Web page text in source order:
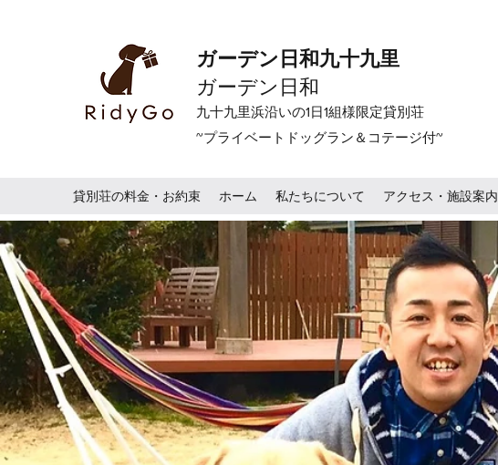
ガーデン日和九十九里
​ガーデン日和
九十九里浜沿いの1日1組様限定貸別荘
~プライベートドッグラン＆コテージ付~
貸別荘の料金・お約束 ホーム 私たちについて アクセス・施設案内